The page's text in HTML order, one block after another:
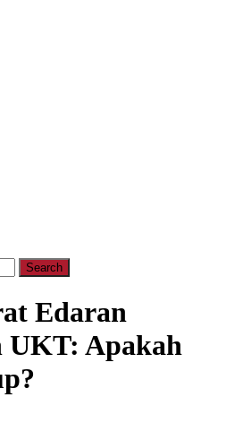
Edaran
UKT: Apakah